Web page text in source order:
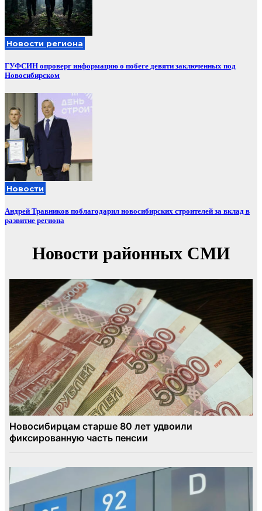
Новости региона
ГУФСИН опроверг информацию о побеге девяти заключенных под
Новосибирском
Новости
Андрей Травников поблагодарил новосибирских строителей за вклад в
развитие региона